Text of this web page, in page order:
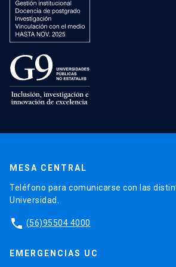
MESA CENTRAL
Teléfono para comunicarse con las
Universidad.
phone (56)95504 4000
EMERGENCIAS UC